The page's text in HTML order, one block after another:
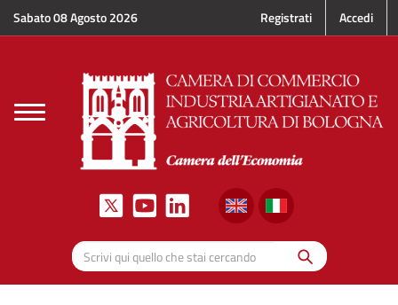
Sabato 08 Agosto 2026 Registrati Accedi
Toggle
navigation
Scrivi qui quello che stai cercando
Cerca